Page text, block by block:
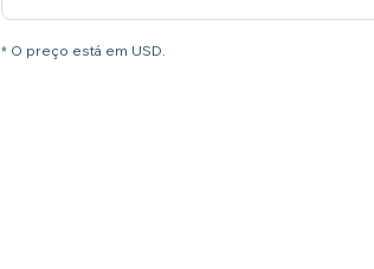
* O preço está em USD.